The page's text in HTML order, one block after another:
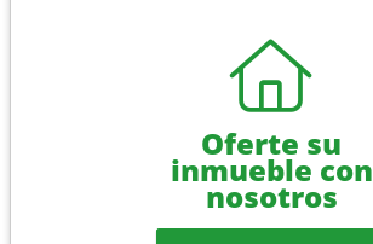
Oferte su
inmueble con
nosotros